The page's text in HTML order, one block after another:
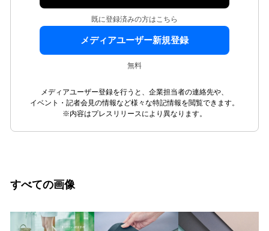
既に登録済みの方はこちら
メディアユーザー新規登録
無料
メディアユーザー登録を行うと、企業担当者の連絡先や、
イベント・記者会見の情報など様々な特記情報を閲覧できます。
※内容はプレスリリースにより異なります。
すべての画像